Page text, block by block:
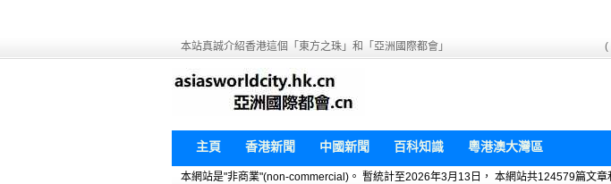
本站真誠介紹香港這個「東方之珠」和「亞洲國際都會」 (
主頁 香港新聞 中國新聞 百科知識 粵港澳大灣區
本網站是"非商業"(non-commercial)。 暫統計至2026年3月13日， 本網站共124579篇文